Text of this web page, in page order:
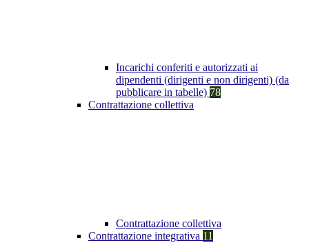
Incarichi conferiti e autorizzati ai
dipendenti (dirigenti e non dirigenti) (da
pubblicare in tabelle) 78
Contrattazione collettiva
Contrattazione collettiva
Contrattazione integrativa 11